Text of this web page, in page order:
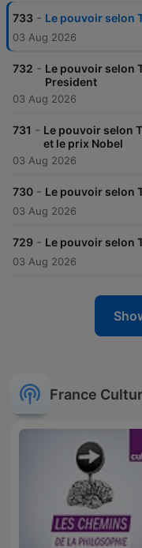
733 - Le pouvoir selon
03 Aug 2026
732 - Le pouvoir selon
President
03 Aug 2026
731 - Le pouvoir selon
et le prix Nobel
03 Aug 2026
730 - Le pouvoir selon
03 Aug 2026
729 - Le pouvoir selon
03 Aug 2026
France